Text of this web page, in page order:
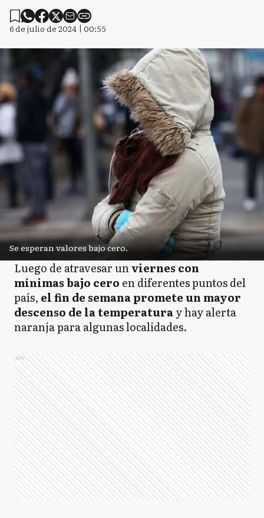
6 de julio de 2024 | 00:55
Se esperan valores bajo cero.
Luego de atravesar unviernes con
mínimas bajo cero en diferentes puntos del
país, el fin de semana promete un mayor
descenso de la temperaturay hay alerta
naranja para algunas localidades.
Ads